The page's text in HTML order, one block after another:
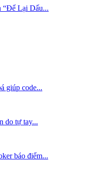
“Để Lại Dấu...
giúp code...
do tự tay...
báo điểm...